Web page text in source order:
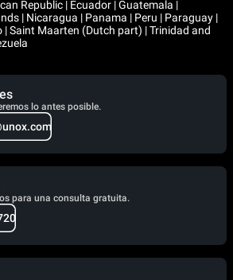
Republic | Ecuador | Guatemala |
| Nicaragua | Panama | Peru | Paraguay |
| Saint Maarten (Dutch part) | Trinidad and
lo antes posible.
para una consulta gratuita.